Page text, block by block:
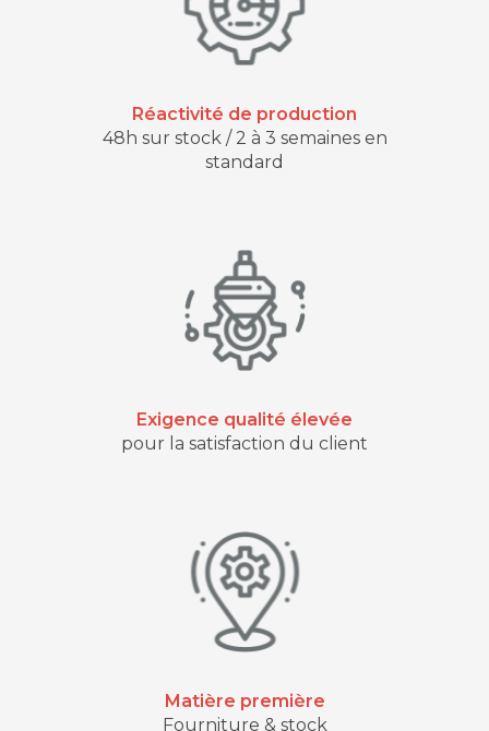
Réactivité de production
48h sur stock / 2 à 3 semaines en
standard
Exigence qualité élevée
pour la satisfaction du client
Matière première
Fourniture & stock